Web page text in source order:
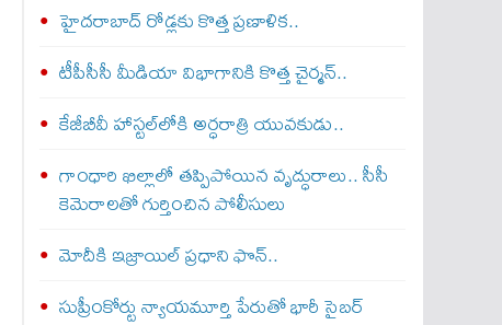
హైదరాబాద్ రోడ్లకు కొత్త ప్రణాళిక..
టీపీసీసీ మీడియా విభాగానికి కొత్త చైర్మన్..
కేజీబీవీ హాస్టల్‌లోకి అర్ధరాత్రి యువకుడు..
గాంధారి ఖిల్లాలో తప్పిపోయిన వృద్ధురాలు.. సీసీ
కెమెరాలతో గుర్తించిన పోలీసులు
మోదీకి ఇజ్రాయిల్ ప్ర‌ధాని ఫొన్..
సుప్రీంకోర్టు న్యాయమూర్తి పేరుతో భారీ సైబర్